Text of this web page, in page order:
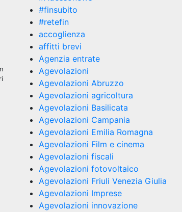
#finsubito
#retefin
accoglienza
affitti brevi
Agenzia entrate
Agevolazioni
Agevolazioni Abruzzo
Agevolazioni agricoltura
Agevolazioni Basilicata
Agevolazioni Campania
Agevolazioni Emilia Romagna
Agevolazioni Film e cinema
Agevolazioni fiscali
Agevolazioni fotovoltaico
Agevolazioni Friuli Venezia Giulia
Agevolazioni Imprese
Agevolazioni innovazione